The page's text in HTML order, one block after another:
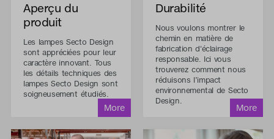
Aperçu du
produit
Les lampes Secto Design
sont appréciées pour leur
caractère innovant. Tous
les détails techniques des
lampes Secto Design sont
soigneusement étudiés.
Durabilité
Nous voulons montrer le
chemin en matière de
fabrication d'éclairage
responsable. Ici vous
trouverez comment nous
réduisons l’impact
environnemental de Secto
Design.